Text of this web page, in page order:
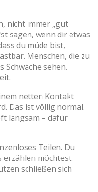
nicht immer „gut
sagen, wenn dir etwas
du müde bist,
Menschen, die zu
Schwäche sehen,
netten Kontakt
Das ist völlig normal.
langsam – dafür
Teilen. Du
erzählen möchtest.
schließen sich